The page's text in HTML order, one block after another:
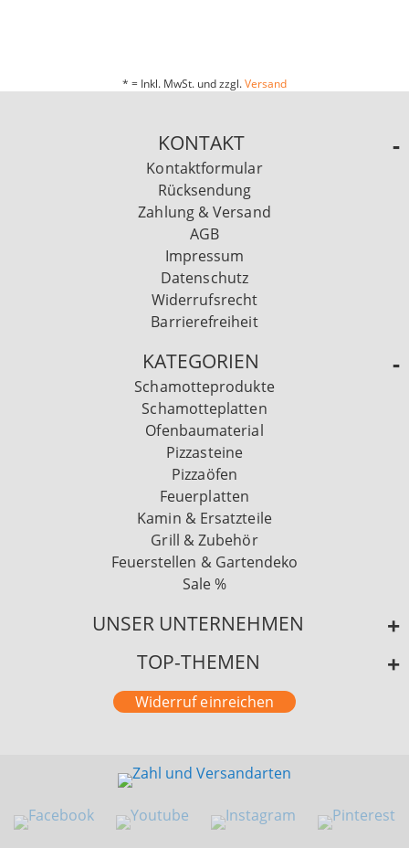
* = Inkl. MwSt. und zzgl.Versand
KONTAKT
Kontaktformular
Rücksendung
Zahlung & Versand
AGB
Impressum
Datenschutz
Widerrufsrecht
Barrierefreiheit
KATEGORIEN
Schamotteprodukte
Schamotteplatten
Ofenbaumaterial
Pizzasteine
Pizzaöfen
Feuerplatten
Kamin & Ersatzteile
Grill & Zubehör
Feuerstellen & Gartendeko
Sale %
UNSER UNTERNEHMEN
TOP-THEMEN
Widerruf einreichen